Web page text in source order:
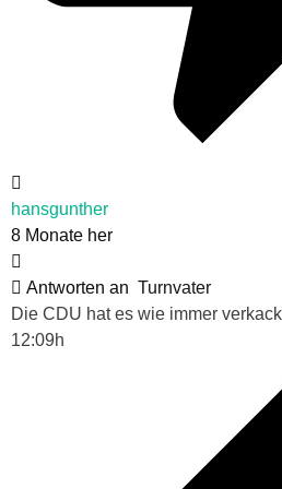
hansgunther
8 Monate her
Antworten an Turnvater
Die CDU hat es wie immer
12:09h